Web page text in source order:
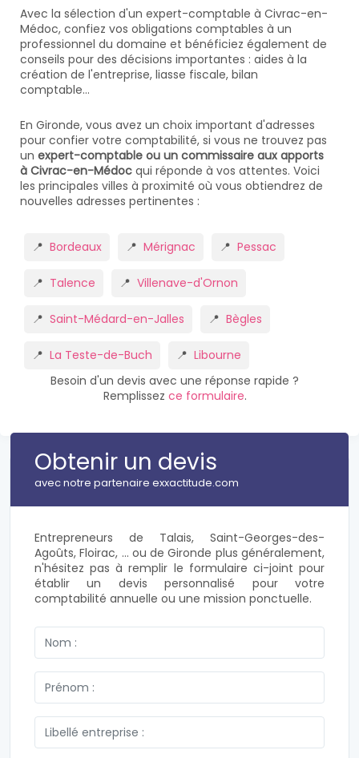
Avec la sélection d'un expert-comptable à Civrac-en-
Médoc, confiez vos obligations comptables à un
professionnel du domaine et bénéficiez également de
conseils pour des décisions importantes : aides à la
création de l'entreprise, liasse fiscale, bilan
comptable...
En Gironde, vous avez un choix important d'adresses
pour confier votre comptabilité, si vous ne trouvez pas
un expert-comptable ou un commissaire aux apports
à Civrac-en-Médoc qui réponde à vos attentes. Voici
les principales villes à proximité où vous obtiendrez de
nouvelles adresses pertinentes :
Bordeaux Mérignac Pessac
Talence Villenave-d'Ornon
Saint-Médard-en-Jalles Bègles
La Teste-de-Buch
Libourne
Besoin d'un devis avec une réponse rapide ?
Remplissez ce formulaire.
Obtenir un devis
avec notre partenaire exxactitude.com
Entrepreneurs de Talais, Saint-Georges-des-
Agoûts, Floirac, ... ou de Gironde plus généralement,
n'hésitez pas à remplir le formulaire ci-joint pour
établir un devis personnalisé pour votre
comptabilité annuelle ou une mission ponctuelle.